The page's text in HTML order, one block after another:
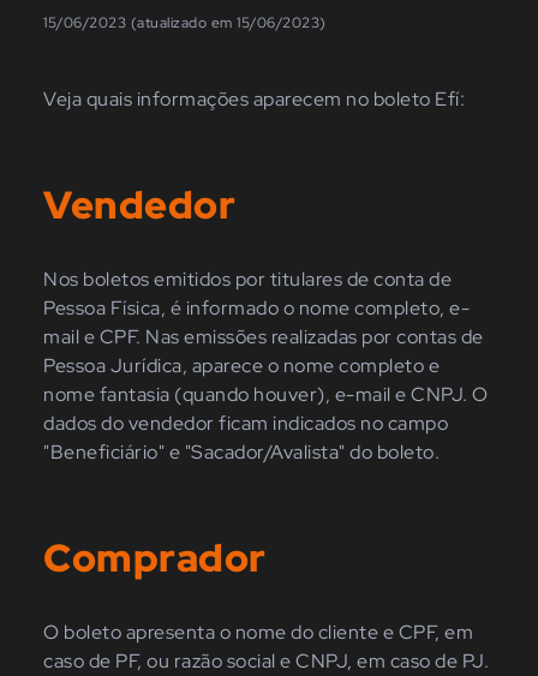
15/06/2023 (atualizado em 15/06/2023)
Veja quais informações aparecem no boleto Efí:
Vendedor
Nos boletos emitidos por titulares de conta de
Pessoa Física, é informado o nome completo, e-
mail e CPF. Nas emissões realizadas por contas de
Pessoa Jurídica, aparece o nome completo e
nome fantasia (quando houver), e-mail e CNPJ. O
dados do vendedor ficam indicados no campo
"Beneficiário" e "Sacador/Avalista" do boleto.
Comprador
O boleto apresenta o nome do cliente e CPF, em
caso de PF, ou razão social e CNPJ, em caso de PJ.